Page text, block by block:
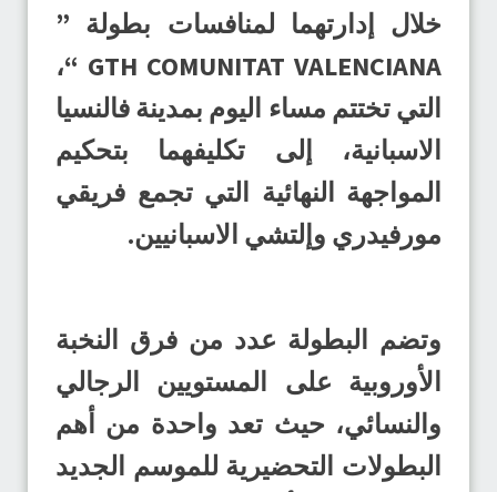
خلال إدارتهما لمنافسات بطولة ”
GTH COMUNITAT VALENCIANA “،
التي تختتم مساء اليوم بمدينة فالنسيا
الاسبانية، إلى تكليفهما بتحكيم
المواجهة النهائية التي تجمع فريقي
مورفيدري وإلتشي الاسبانيين.
وتضم البطولة عدد من فرق النخبة
الأوروبية على المستويين الرجالي
والنسائي، حيث تعد واحدة من أهم
البطولات التحضيرية للموسم الجديد